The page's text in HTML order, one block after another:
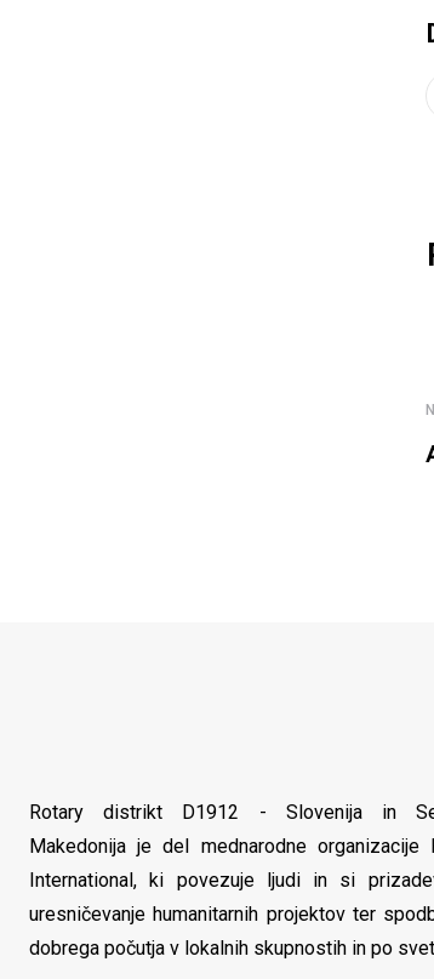
Rotary distrikt D1912 - Slovenija in
Makedonija je del mednarodne organizacije
International, ki povezuje ljudi in si
uresničevanje humanitarnih projektov ter
dobrega počutja v lokalnih skupnostih in po